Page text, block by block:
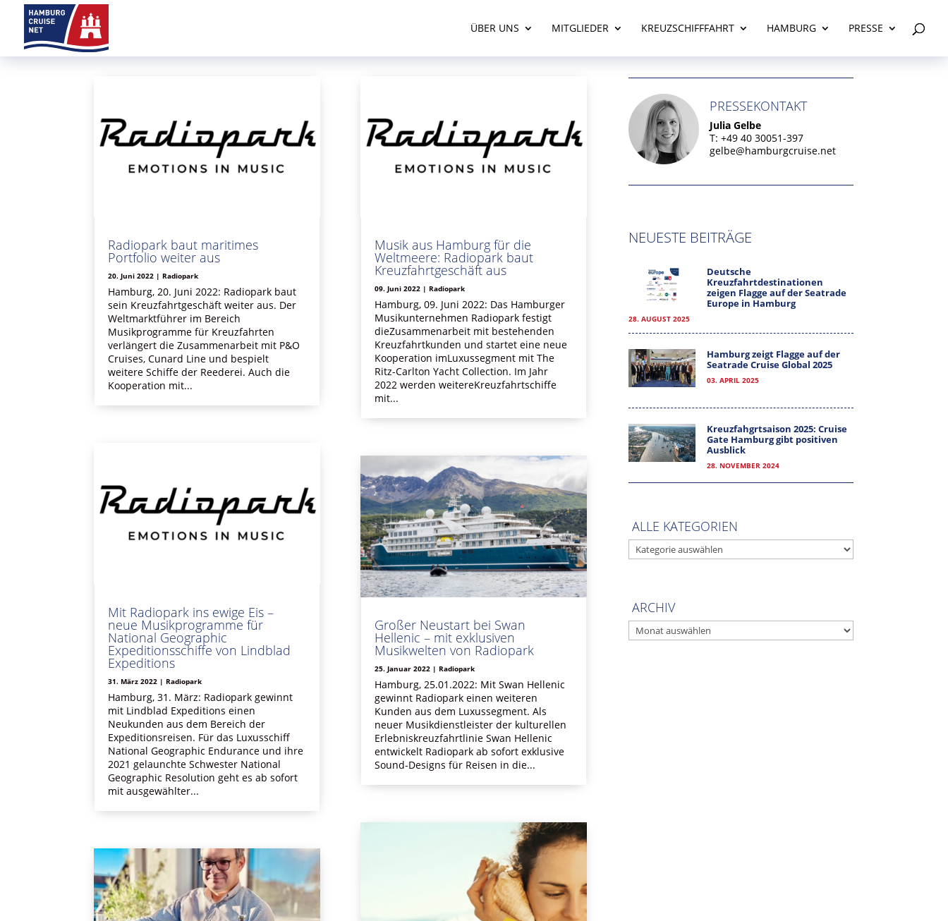
ÜBER UNS MITGLIEDER KREUZSCHIFFFAHRT HAMBURG PRESSE
Radiopark baut maritimes
Portfolio weiter aus
20. Juni 2022 |Radiopark
Hamburg, 20. Juni 2022: Radiopark baut
sein Kreuzfahrtgeschäft weiter aus. Der
Weltmarktführer im Bereich
Musikprogramme für Kreuzfahrten
verlängert die Zusammenarbeit mit P&O
Cruises, Cunard Line und bespielt
weitere Schiffe der Reederei. Auch die
Kooperation mit...
Mit Radiopark ins ewige Eis –
neue Musikprogramme für
National Geographic
Expeditionsschiffe von Lindblad
Expeditions
31. März 2022 |Radiopark
Hamburg, 31. März: Radiopark gewinnt
mit Lindblad Expeditions einen
Neukunden aus dem Bereich der
Expeditionsreisen. Für das Luxusschiff
National Geographic Endurance und ihre
2021 gelaunchte Schwester National
Geographic Resolution geht es ab sofort
mit ausgewählter...
Musik aus Hamburg für die
Weltmeere: Radiopark baut
Kreuzfahrtgeschäft aus
09. Juni 2022 |Radiopark
Hamburg, 09. Juni 2022: Das Hamburger
Musikunternehmen Radiopark festigt
dieZusammenarbeit mit bestehenden
Kreuzfahrtkunden und startet eine neue
Kooperation imLuxussegment mit The
Ritz-Carlton Yacht Collection. Im Jahr
2022 werden weitereKreuzfahrtschiffe
mit...
Großer Neustart bei Swan
Hellenic – mit exklusiven
Musikwelten von Radiopark
25. Januar 2022 |Radiopark
Hamburg, 25.01.2022: Mit Swan Hellenic
gewinnt Radiopark einen weiteren
Kunden aus dem Luxussegment. Als
neuer Musikdienstleister der kulturellen
Erlebniskreuzfahrtlinie Swan Hellenic
entwickelt Radiopark ab sofort exklusive
Sound-Designs für Reisen in die...
PRESSEKONTAKT
Julia Gelbe
T: +49 40 30051-397
gelbe@hamburgcruise.net
NEUESTE BEITRÄGE
Deutsche
Kreuzfahrtdestinationen
zeigen Flagge auf der Seatrade
Europe in Hamburg
28. AUGUST 2025
Hamburg zeigt Flagge auf der
Seatrade Cruise Global 2025
03. APRIL 2025
Kreuzfahgrtsaison 2025: Cruise
Gate Hamburg gibt positiven
Ausblick
28. NOVEMBER 2024
ALLE KATEGORIEN
ALLE
KATEGORIEN
ARCHIV
ARCHIV